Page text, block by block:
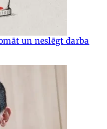
un neslēgt darba